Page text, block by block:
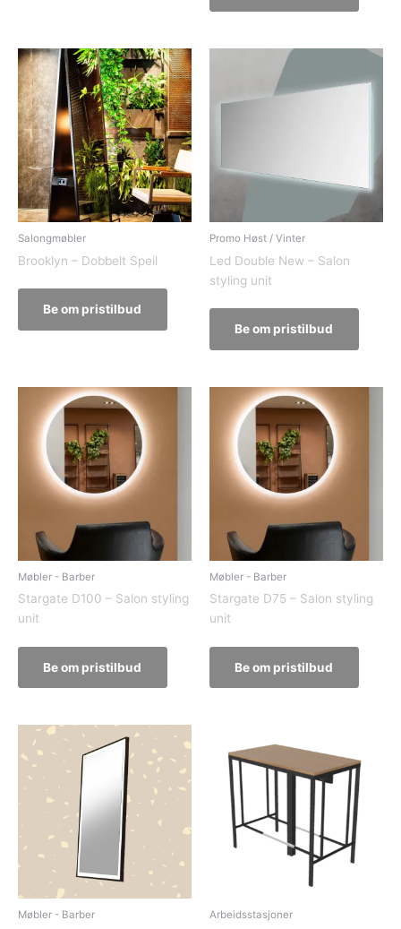
Salongmøbler
Brooklyn – Dobbelt Speil
Be om pristilbud
Promo Høst / Vinter
Led Double New – Salon
styling unit
Be om pristilbud
Møbler - Barber
Stargate D100 – Salon styling
unit
Be om pristilbud
Møbler - Barber
Stargate D75 – Salon styling
unit
Be om pristilbud
Møbler - Barber Arbeidsstasjoner